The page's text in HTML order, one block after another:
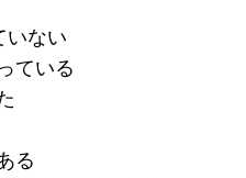
いない
ている
る